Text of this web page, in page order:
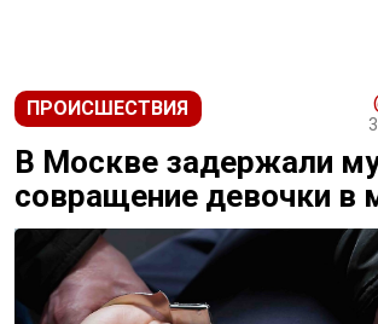
ПРОИСШЕСТВИЯ
В Москве задержали
совращение девочки в